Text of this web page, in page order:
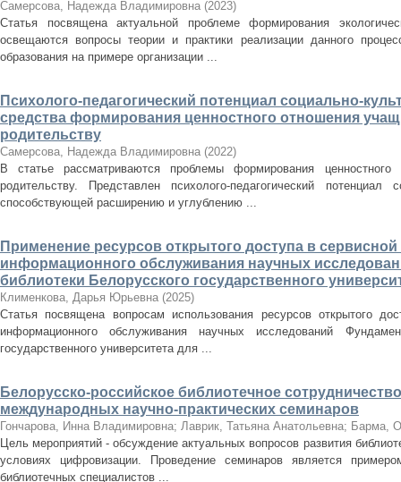
Самерсова, Надежда Владимировна (2023)
Статья посвящена актуальной проблеме формирования
освещаются вопросы теории и практики реализации данного
образования на примере организации ...
Психолого-педагогический потенциал социально-
средства формирования ценностного отношения
родительству
Самерсова, Надежда Владимировна (2022)
В статье рассматриваются проблемы формирования
родительству. Представлен психолого-педагогический потенциал
способствующей расширению и углублению ...
Применение ресурсов открытого доступа в сервисной
информационного обслуживания научных
библиотеки Белорусского государственного
Клименкова, Дарья Юрьевна (2025)
Статья посвящена вопросам использования ресурсов открытого
информационного обслуживания научных исследований
государственного университета для ...
Белорусско-российское библиотечное
международных научно-практических семинаров
Гончарова, Инна Владимировна; Лаврик, Татьяна Анатольевна; Барма,
Цель мероприятий - обсуждение актуальных вопросов развития
условиях цифровизации. Проведение семинаров является
библиотечных специалистов ...